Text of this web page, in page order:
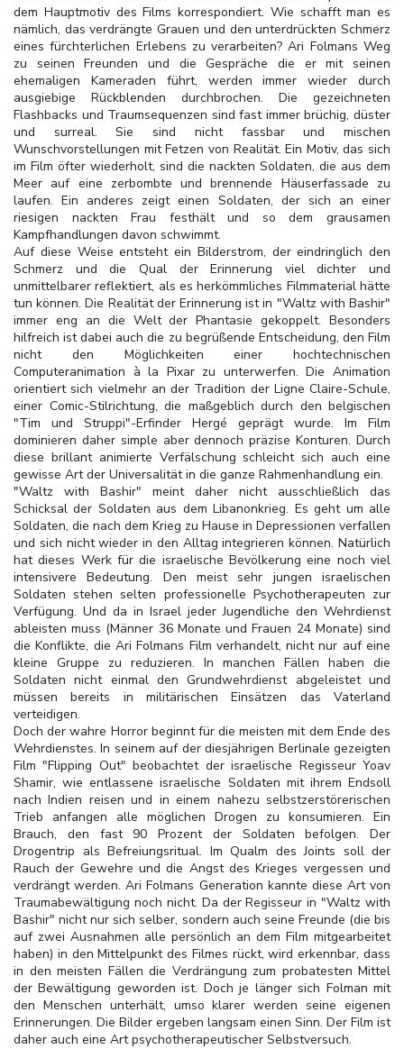
dem Hauptmotiv des Films korrespondiert. Wie schafft man es
nämlich, das verdrängte Grauen und den unterdrückten Schmerz
eines fürchterlichen Erlebens zu verarbeiten? Ari Folmans Weg
zu seinen Freunden und die Gespräche die er mit seinen
ehemaligen Kameraden führt, werden immer wieder durch
ausgiebige Rückblenden durchbrochen. Die gezeichneten
Flashbacks und Traumsequenzen sind fast immer brüchig, düster
und surreal. Sie sind nicht fassbar und mischen
Wunschvorstellungen mit Fetzen von Realität. Ein Motiv, das sich
im Film öfter wiederholt, sind die nackten Soldaten, die aus dem
Meer auf eine zerbombte und brennende Häuserfassade zu
laufen. Ein anderes zeigt einen Soldaten, der sich an einer
riesigen nackten Frau festhält und so dem grausamen
Kampfhandlungen davon schwimmt.
Auf diese Weise entsteht ein Bilderstrom, der eindringlich den
Schmerz und die Qual der Erinnerung viel dichter und
unmittelbarer reflektiert, als es herkömmliches Filmmaterial hätte
tun können. Die Realität der Erinnerung ist in "Waltz with Bashir"
immer eng an die Welt der Phantasie gekoppelt. Besonders
hilfreich ist dabei auch die zu begrüßende Entscheidung, den Film
nicht den Möglichkeiten einer hochtechnischen
Computeranimation à la Pixar zu unterwerfen. Die Animation
orientiert sich vielmehr an der Tradition der Ligne Claire-Schule,
einer Comic-Stilrichtung, die maßgeblich durch den belgischen
"Tim und Struppi"-Erfinder Hergé geprägt wurde. Im Film
dominieren daher simple aber dennoch präzise Konturen. Durch
diese brillant animierte Verfälschung schleicht sich auch eine
gewisse Art der Universalität in die ganze Rahmenhandlung ein.
"Waltz with Bashir" meint daher nicht ausschließlich das
Schicksal der Soldaten aus dem Libanonkrieg. Es geht um alle
Soldaten, die nach dem Krieg zu Hause in Depressionen verfallen
und sich nicht wieder in den Alltag integrieren können. Natürlich
hat dieses Werk für die israelische Bevölkerung eine noch viel
intensivere Bedeutung. Den meist sehr jungen israelischen
Soldaten stehen selten professionelle Psychotherapeuten zur
Verfügung. Und da in Israel jeder Jugendliche den Wehrdienst
ableisten muss (Männer 36 Monate und Frauen 24 Monate) sind
die Konflikte, die Ari Folmans Film verhandelt, nicht nur auf eine
kleine Gruppe zu reduzieren. In manchen Fällen haben die
Soldaten nicht einmal den Grundwehrdienst abgeleistet und
müssen bereits in militärischen Einsätzen das Vaterland
verteidigen.
Doch der wahre Horror beginnt für die meisten mit dem Ende des
Wehrdienstes. In seinem auf der diesjährigen Berlinale gezeigten
Film "Flipping Out" beobachtet der israelische Regisseur Yoav
Shamir, wie entlassene israelische Soldaten mit ihrem Endsoll
nach Indien reisen und in einem nahezu selbstzerstörerischen
Trieb anfangen alle möglichen Drogen zu konsumieren. Ein
Brauch, den fast 90 Prozent der Soldaten befolgen. Der
Drogentrip als Befreiungsritual. Im Qualm des Joints soll der
Rauch der Gewehre und die Angst des Krieges vergessen und
verdrängt werden. Ari Folmans Generation kannte diese Art von
Traumabewältigung noch nicht. Da der Regisseur in "Waltz with
Bashir" nicht nur sich selber, sondern auch seine Freunde (die bis
auf zwei Ausnahmen alle persönlich an dem Film mitgearbeitet
haben) in den Mittelpunkt des Filmes rückt, wird erkennbar, dass
in den meisten Fällen die Verdrängung zum probatesten Mittel
der Bewältigung geworden ist. Doch je länger sich Folman mit
den Menschen unterhält, umso klarer werden seine eigenen
Erinnerungen. Die Bilder ergeben langsam einen Sinn. Der Film ist
daher auch eine Art psychotherapeutischer Selbstversuch.